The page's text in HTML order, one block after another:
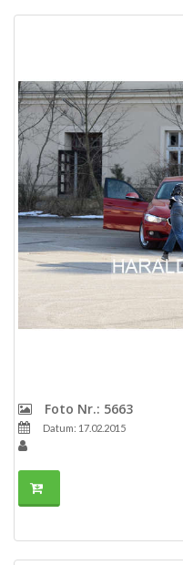
Foto Nr.: 5663
Datum: 17.02.2015